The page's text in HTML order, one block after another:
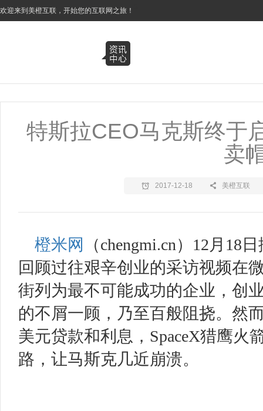
欢迎来到美橙互联，开始您的互联网之旅！
特斯拉CEO马克斯终于
卖
2017-12-18 美橙互联
橙米网 （chengmi.cn） 12月 18
回顾过往艰辛创业的采访视频在
街列为最不可能成功的企业，创
的不屑一顾，乃至百般阻挠。然
美元贷款和利息， SpaceX猎鹰火
路，让马斯克几近崩溃。